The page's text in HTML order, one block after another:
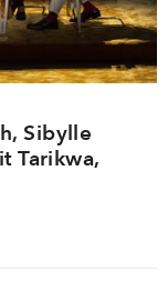
Sibylle
Tarikwa,